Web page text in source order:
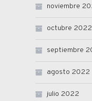
noviembre
octubre 2022
septiembre
agosto 2022
julio 2022